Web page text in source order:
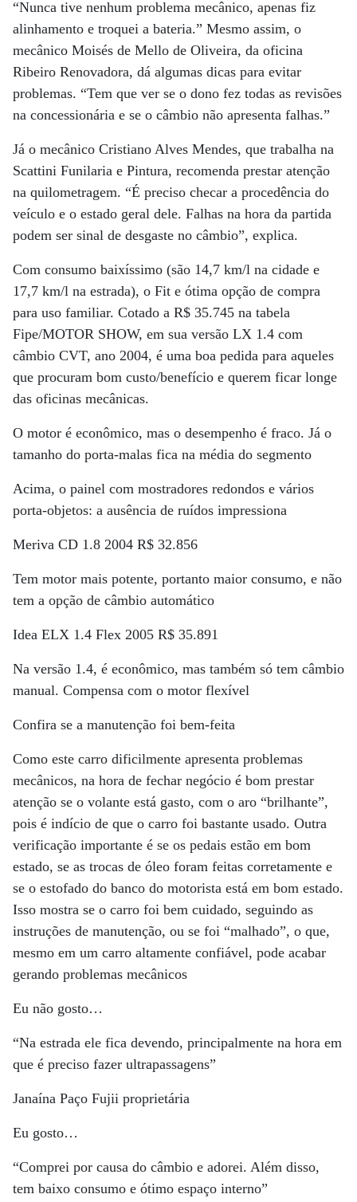
“Nunca tive nenhum problema mecânico, apenas fiz
alinhamento e troquei a bateria.” Mesmo assim, o
mecânico Moisés de Mello de Oliveira, da oficina
Ribeiro Renovadora, dá algumas dicas para evitar
problemas. “Tem que ver se o dono fez todas as revisões
na concessionária e se o câmbio não apresenta falhas.”
Já o mecânico Cristiano Alves Mendes, que trabalha na
Scattini Funilaria e Pintura, recomenda prestar atenção
na quilometragem. “É preciso checar a procedência do
veículo e o estado geral dele. Falhas na hora da partida
podem ser sinal de desgaste no câmbio”, explica.
Com consumo baixíssimo (são 14,7 km/l na cidade e
17,7 km/l na estrada), o Fit e ótima opção de compra
para uso familiar. Cotado a R$ 35.745 na tabela
Fipe/MOTOR SHOW, em sua versão LX 1.4 com
câmbio CVT, ano 2004, é uma boa pedida para aqueles
que procuram bom custo/benefício e querem ficar longe
das oficinas mecânicas.
O motor é econômico, mas o desempenho é fraco. Já o
tamanho do porta-malas fica na média do segmento
Acima, o painel com mostradores redondos e vários
porta-objetos: a ausência de ruídos impressiona
Meriva CD 1.8 2004 R$ 32.856
Tem motor mais potente, portanto maior consumo, e não
tem a opção de câmbio automático
Idea ELX 1.4 Flex 2005 R$ 35.891
Na versão 1.4, é econômico, mas também só tem câmbio
manual. Compensa com o motor flexível
Confira se a manutenção foi bem-feita
Como este carro dificilmente apresenta problemas
mecânicos, na hora de fechar negócio é bom prestar
atenção se o volante está gasto, com o aro “brilhante”,
pois é indício de que o carro foi bastante usado. Outra
verificação importante é se os pedais estão em bom
estado, se as trocas de óleo foram feitas corretamente e
se o estofado do banco do motorista está em bom estado.
Isso mostra se o carro foi bem cuidado, seguindo as
instruções de manutenção, ou se foi “malhado”, o que,
mesmo em um carro altamente confiável, pode acabar
gerando problemas mecânicos
Eu não gosto…
“Na estrada ele fica devendo, principalmente na hora em
que é preciso fazer ultrapassagens”
Janaína Paço Fujii proprietária
Eu gosto…
“Comprei por causa do câmbio e adorei. Além disso,
tem baixo consumo e ótimo espaço interno”